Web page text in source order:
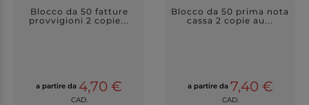
Blocco da 50 fatture
provvigioni 2 copie...
a partire da 4,70 €
CAD.
Blocco da 50 prima nota
cassa 2 copie au...
a partire da 7,40 €
CAD.